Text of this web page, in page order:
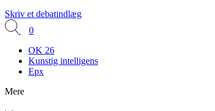
Skriv et debatindlæg
0
OK 26
Kunstig intelligens
Epx
Mere